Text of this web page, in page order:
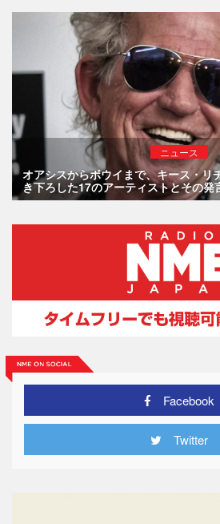
ニュース
オアシスからボウイまで、キース・リ
き下ろした17のアーティストとその発
Facebook
Twitter